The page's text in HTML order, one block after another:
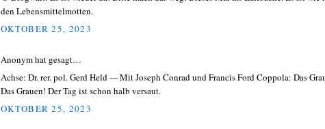
den Lebensmittelmotten.
OKTOBER 25, 2023
Anonym hat gesagt…
Achse: Dr. rer. pol. Gerd Held --- Mit Joseph Conrad und Francis Ford Coppola: Das
Das Grauen! Der Tag ist schon halb versaut.
OKTOBER 25, 2023